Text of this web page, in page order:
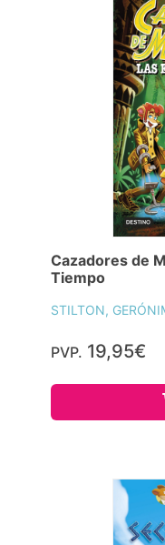
Cazadores de
STILTON,
19,95€